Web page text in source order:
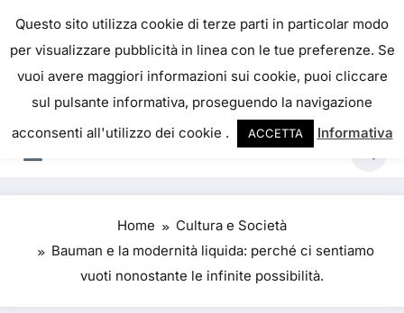
content
IL PORTALE DEL BENESSERE
La salute è come il denaro, non abbiamo mai una
vera idea del suo valore fino a quando la
perdiamo. Josh Billings
Home
Cultura e Società
Bauman e la modernità liquida: perché ci sentiamo
vuoti nonostante le infinite possibilità.
Questo sito utilizza cookie di terze parti in particolar modo
per visualizzare pubblicità in linea con le tue preferenze. Se
vuoi avere maggiori informazioni sui cookie, puoi cliccare
sul pulsante informativa, proseguendo la navigazione
acconsenti all'utilizzo dei cookie .
ACCETTA Informativa